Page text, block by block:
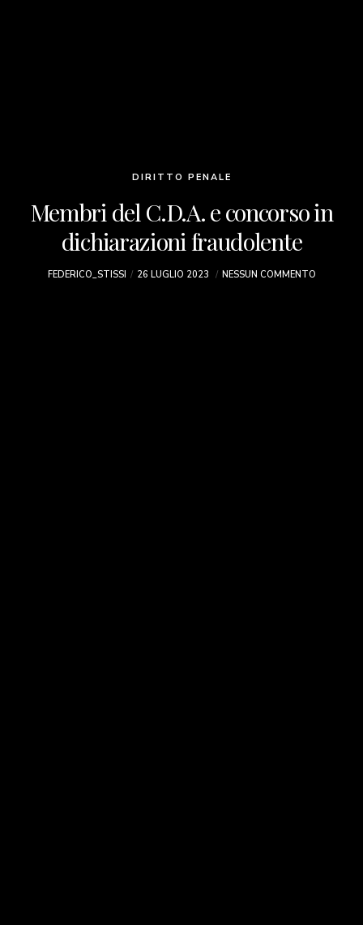
DIRITTO PENALE
Membri del C.D.A. e concorso in
dichiarazioni fraudolente
FEDERICO_STISSI 26 LUGLIO 2023 NESSUN COMMENTO